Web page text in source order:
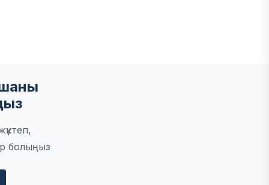
болыңыз